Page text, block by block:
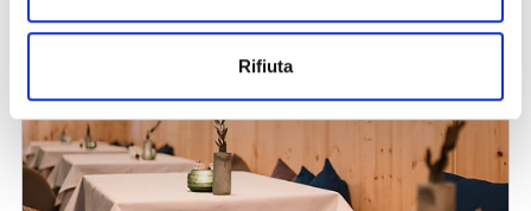
Rifiuta